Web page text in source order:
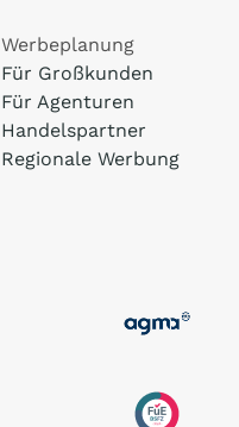
Werbeplanung
Für Großkunden
Für Agenturen
Handelspartner
Regionale Werbung